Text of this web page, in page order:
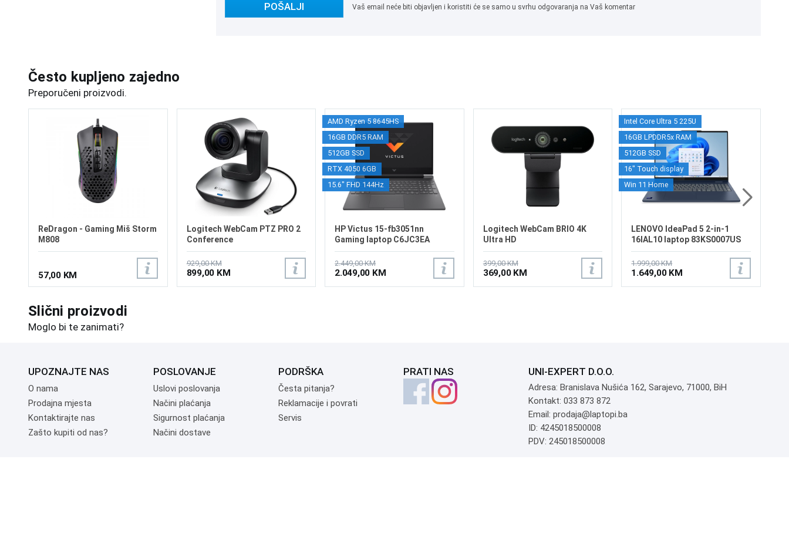
POŠALJI Vaš email neće biti objavljen i koristiti će se samo u svrhu odgovaranja na Vaš komentar
Često kupljeno zajedno
Preporučeni proizvodi.
ReDragon - Gaming Miš Storm
M808
57,00 KM
Logitech WebCam PTZ PRO 2
Conference
929,00 KM
899,00 KM
AMD Ryzen 5 8645HS
16GB DDR5 RAM
512GB SSD
RTX 4050 6GB
15.6" FHD 144Hz
HP Victus 15-fb3051nn
Gaming laptop C6JC3EA
2.449,00 KM
2.049,00 KM
Logitech WebCam BRIO 4K
Ultra HD
399,00 KM
369,00 KM
Intel Core Ultra 5 225U
16GB LPDDR5x RAM
512GB SSD
16" Touch display
Win 11 Home
LENOVO IdeaPad 5 2-in-1
16IAL10 laptop 83KS0007US
1.999,00 KM
1.649,00 KM
Slični proizvodi
Moglo bi te zanimati?
UPOZNAJTE NAS
O nama
Prodajna mjesta
Kontaktirajte nas
Zašto kupiti od nas?
POSLOVANJE
Uslovi poslovanja
Načini plaćanja
Sigurnost plaćanja
Načini dostave
PODRŠKA
Česta pitanja?
Reklamacije i povrati
Servis
PRATI NAS UNI-EXPERT D.O.O.
Adresa: Branislava Nušića 162, Sarajevo, 71000, BiH
Kontakt: 033 873 872
Email: prodaja@laptopi.ba
ID: 4245018500008
PDV: 245018500008